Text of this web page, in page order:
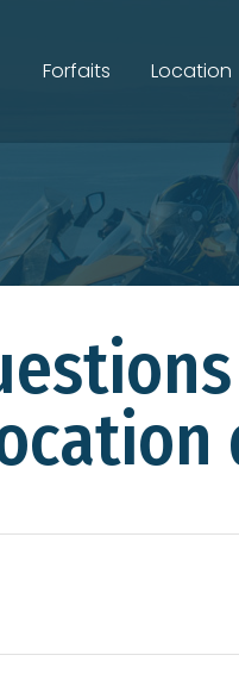
Forfaits Location